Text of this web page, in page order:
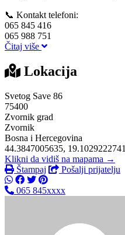
📞 Kontakt telefoni:
065 845 416
065 988 751
Čitaj više
Lokacija
Svetog Save 86
75400
Zvornik grad
Zvornik
Bosna i Hercegovina
44.3847005635, 19.1029222741
Klikni da vidiš na mapama →
Štampaj
Pošalji prijatelju
065 845xxxx